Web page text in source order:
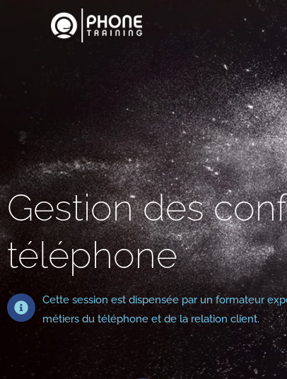
Gestion des
téléphone
Cette session est dispensée par un formateur
métiers du téléphone et de la relation client.